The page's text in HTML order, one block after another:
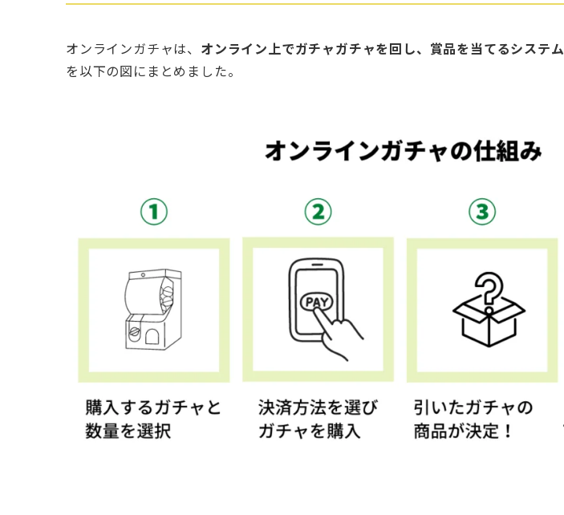
オンラインガチャは、 オンライン上でガチャガチャを回し、賞品を当てるシステム
を以下の図にまとめました。